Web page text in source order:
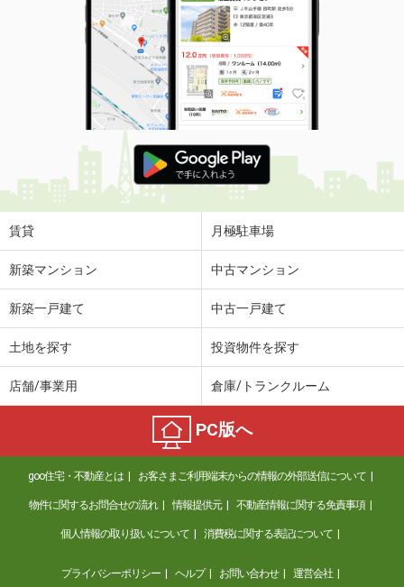
賃貸 月極駐車場
新築マンション 中古マンション
新築一戸建て 中古一戸建て
土地を探す 投資物件を探す
店舗/事業用 倉庫/トランクルーム
PC版へ
goo住宅・不動産とは お客さまご利用端末からの情報の外部送信について
物件に関するお問合せの流れ 情報提供元 不動産情報に関する免責事項
個人情報の取り扱いについて 消費税に関する表記について
プライバシーポリシー ヘルプ お問い合わせ 運営会社